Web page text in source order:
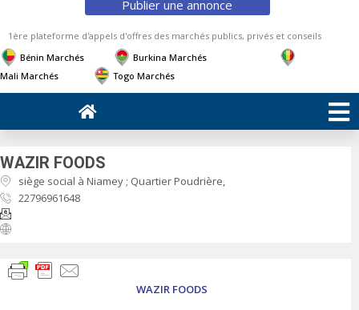
Publier une annonce
1ère plateforme d'appels d'offres des marchés publics, privés et conseils
Bénin Marchés
Burkina Marchés
Mali Marchés
Togo Marchés
WAZIR FOODS
siège social à Niamey ; Quartier Poudrière,
22796961648
WAZIR FOODS